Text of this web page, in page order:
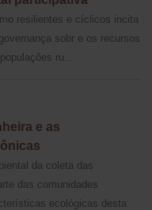
resilientes e cíclicos incita
sobr e os recursos
ru...
e as
da coleta das
das comunidades
ecológicas desta